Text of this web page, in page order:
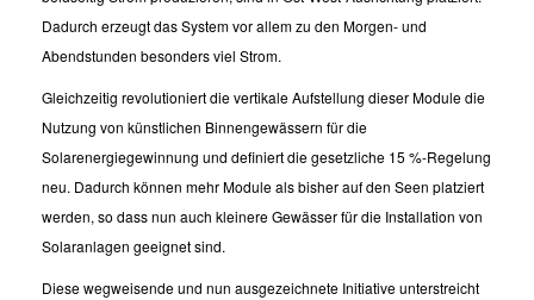
Dadurch erzeugt das System vor allem zu den Morgen- und
Abendstunden besonders viel Strom.
Gleichzeitig revolutioniert die vertikale Aufstellung dieser Module die
Nutzung von künstlichen Binnengewässern für die
Solarenergiegewinnung und definiert die gesetzliche 15 %-Regelung
neu. Dadurch können mehr Module als bisher auf den Seen platziert
werden, so dass nun auch kleinere Gewässer für die Installation von
Solaranlagen geeignet sind.
Diese wegweisende und nun ausgezeichnete Initiative unterstreicht